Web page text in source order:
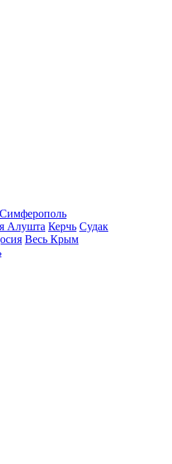
Симферополь
Алушта Керчь Судак
Весь Крым